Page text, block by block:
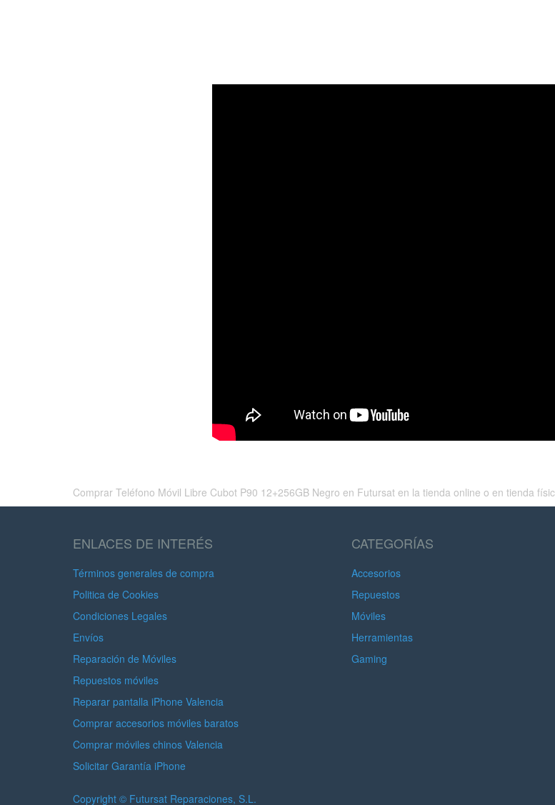
Comprar Teléfono Móvil Libre Cubot P90 12+256GB Negro en Futursat en la tienda online o en tienda
ENLACES DE INTERÉS
Términos generales de compra
Politica de Cookies
Condiciones Legales
Envíos
Reparación de Móviles
Repuestos móviles
Reparar pantalla iPhone Valencia
Comprar accesorios móviles baratos
Comprar móviles chinos Valencia
Solicitar Garantía iPhone
CATEGORÍAS
Accesorios
Repuestos
Móviles
Herramientas
Gaming
Copyright © Futursat Reparaciones, S.L.